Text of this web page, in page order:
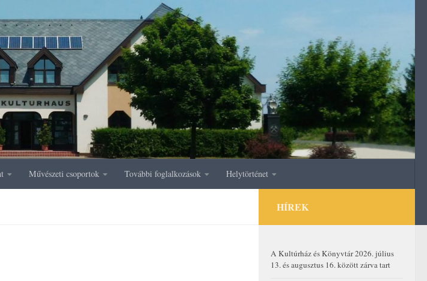
Művészeti csoportok További foglalkozások Helytörténet
HÍREK
A Kultúrház és Könyvtár 2026. július
13. és augusztus 16. között zárva tart